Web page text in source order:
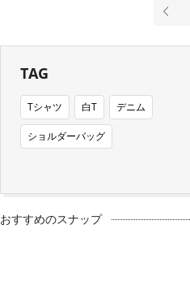
TAG
Tシャツ 白T デニム
ショルダーバッグ
おすすめのスナップ